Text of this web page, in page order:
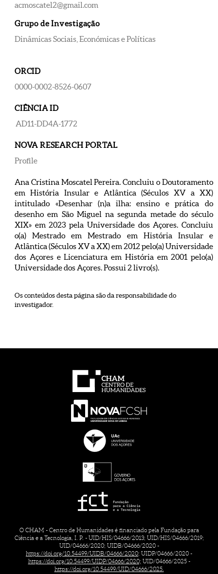
acmoscatel2@gmail.com
Grupo de Investigação
Dinâmicas Sociais, Económicas e Políticas
ORCID
0000-0002-8526-0607
CIÊNCIA ID
AD11-DD4A-1772
NOVA RESEARCH PORTAL
Profile
Ana Cristina Moscatel Pereira. Concluiu o Doutoramento
em História Insular e Atlântica (Séculos XV a XX)
intitulado «Desenhar (n)a ilha: ensino e prática do
desenho em São Miguel na segunda metade do século
XIX» em 2023 pela Universidade dos Açores. Concluiu
o(a) Mestrado em Mestrado em História Insular e
Atlântica (Séculos XV a XX) em 2012 pelo(a) Universidade
dos Açores e Licenciatura em História em 2001 pelo(a)
Universidade dos Açores. Possui 2 livro(s).
Os conteúdos desta página são da responsabilidade do
investigador.
O CHAM - Centro de Humanidades é financiado pela Fundação para
Ciência e a Tecnologia, I. P. - UID/HIS/04666/2013; UID/HIS/04666/2019;
UID/04666/2020; UIDB/04666/2020 -
https://doi.org/10.54499/UIDB/04666/2020; UIDP/04666/2020 -
https://doi.org/10.54499/UIDP/04666/2020; UID/04666/2025 -
https://doi.org/10.54499/UID/04666/2025.